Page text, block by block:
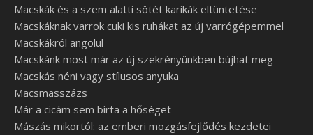
Macskák és a szem alatti sötét karikák eltüntetése
Macskáknak varrok cuki kis ruhákat az új varrógépemmel
Macskákról angolul
Macskánk most már az új szekrényünkben bújhat meg
Macskás néni vagy stílusos anyuka
Macsmasszázs
Már a cicám sem bírta a hőséget
Mászás mikortól: az emberi mozgásfejlődés kezdetei